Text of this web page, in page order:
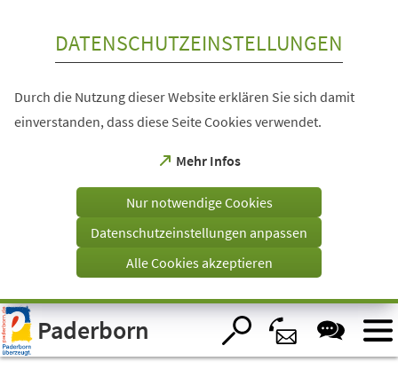
Visuelle
Assistenzsoftware
öffnen.
DATENSCHUTZEINSTELLUNGEN
Durch die Nutzung dieser Website erklären Sie sich damit
einverstanden, dass diese Seite Cookies verwendet.
Mehr Infos
(Öffnet
einem
Tab)
Nur notwendige Cookies
Datenschutzeinstellungen anpassen
Alle Cookies akzeptieren
Paderborn